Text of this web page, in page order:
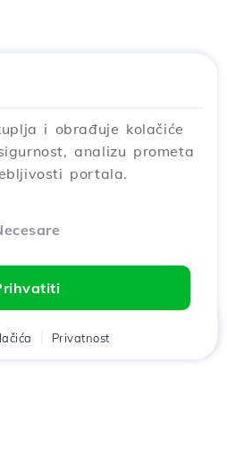
i obrađuje kolačiće
analizu prometa
portala.
Privatnost
Кошара Razgovor